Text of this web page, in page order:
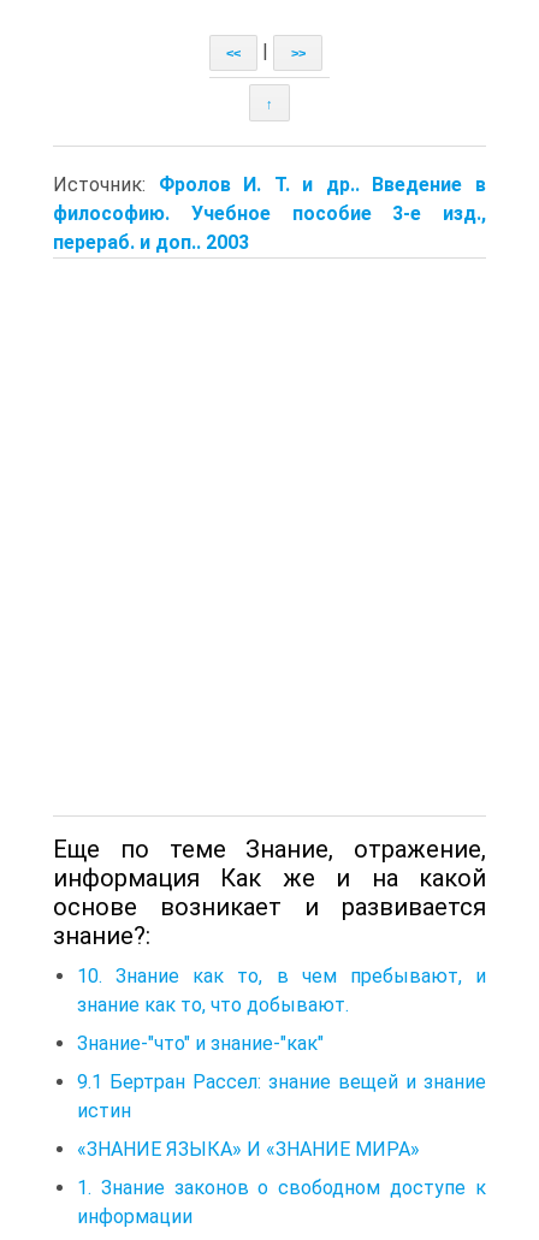
<< >>
↑
Источник: Фролов И. Т. и др.. Введение в
философию. Учебное пособие 3-е изд.,
перераб. и доп.. 2003
Еще по теме Знание, отражение,
информация Как же и на какой
основе возникает и развивается
знание?:
10. Знание как то, в чем пребывают, и
знание как то, что добывают.
Знание-"что" и знание-"как"
9.1 Бертран Рассел: знание вещей и знание
истин
«ЗНАНИЕ ЯЗЫКА» И «ЗНАНИЕ МИРА»
1. Знание законов о свободном доступе к
информации